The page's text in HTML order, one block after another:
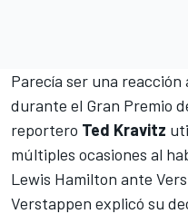
Parecía ser una reacción
durante el Gran Premio
reportero Ted Kravitz
múltiples ocasiones al
Lewis Hamilton ante
Verstappen explicó su